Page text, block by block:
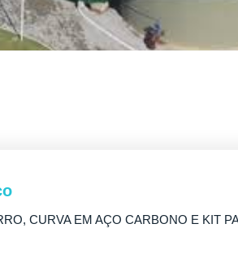
CURVA EM AÇO CARBONO E KIT